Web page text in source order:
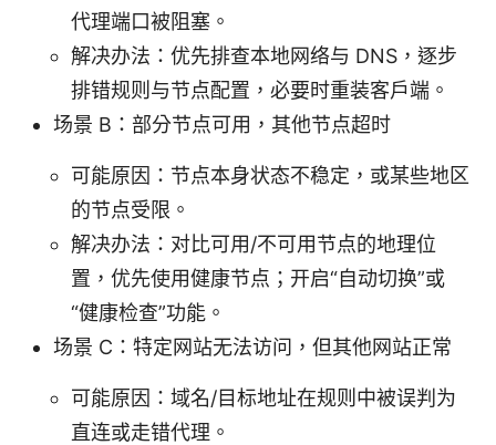
代理端口被阻塞。
解决办法：优先排查本地网络与 DNS，逐步
排错规则与节点配置，必要时重装客户端。
场景 B：部分节点可用，其他节点超时
可能原因：节点本身状态不稳定，或某些地区
的节点受限。
解决办法：对比可用/不可用节点的地理位
置，优先使用健康节点；开启“自动切换”或
“健康检查”功能。
场景 C：特定网站无法访问，但其他网站正常
可能原因：域名/目标地址在规则中被误判为
直连或走错代理。